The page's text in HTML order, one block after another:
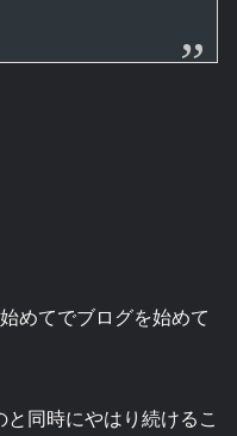
めてでブログを始めて
同時にやはり続けるこ